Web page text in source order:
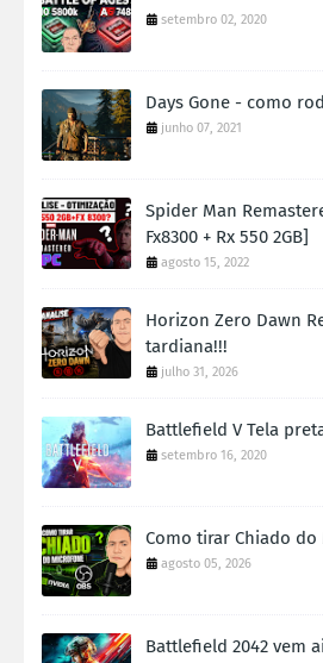
setembro 02, 2020
Days Gone - como
junho 07, 2021
Spider Man
Fx8300 + Rx 550 2GB]
agosto 15, 2022
Horizon Zero Dawn
tardiana!!!
julho 31, 2026
Battlefield V Tela
setembro 16, 2020
Como tirar Chiado do
agosto 05, 2026
Battlefield 2042 vem ai